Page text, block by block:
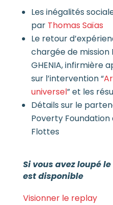
Les inégalités
par Thomas Saïas
Le retour
chargée de mission
GHENIA, infirmière
sur l’intervention “
universel” et les
Détails sur le
Poverty Foundation
Flottes
Si vous avez loupé
est disponible
Visionner le replay